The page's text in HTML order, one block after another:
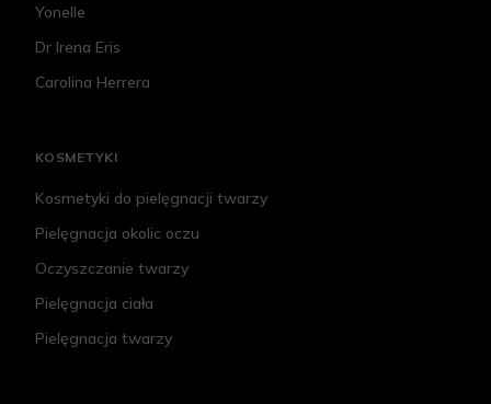
Yonelle
Dr Irena Eris
Carolina Herrera
KOSMETYKI
Kosmetyki do pielęgnacji twarzy
Pielęgnacja okolic oczu
Oczyszczanie twarzy
Pielęgnacja ciała
Pielęgnacja twarzy